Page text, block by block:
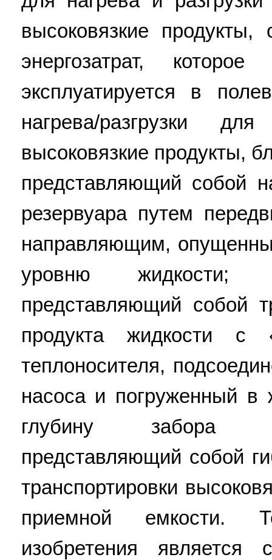
высоковязкие
энергозатрат,
эксплуатируется в
нагрева/разгрузки
высоковязкие продукты,
представляющий собой
резервуара путем
направляющим,
уровню жидкости;
представляющий собой
продукта жидкости с
теплоносителя,
насоса и погруженный в
глубину забора
представляющий собой
транспортировки
приемной емкости.
изобретения является